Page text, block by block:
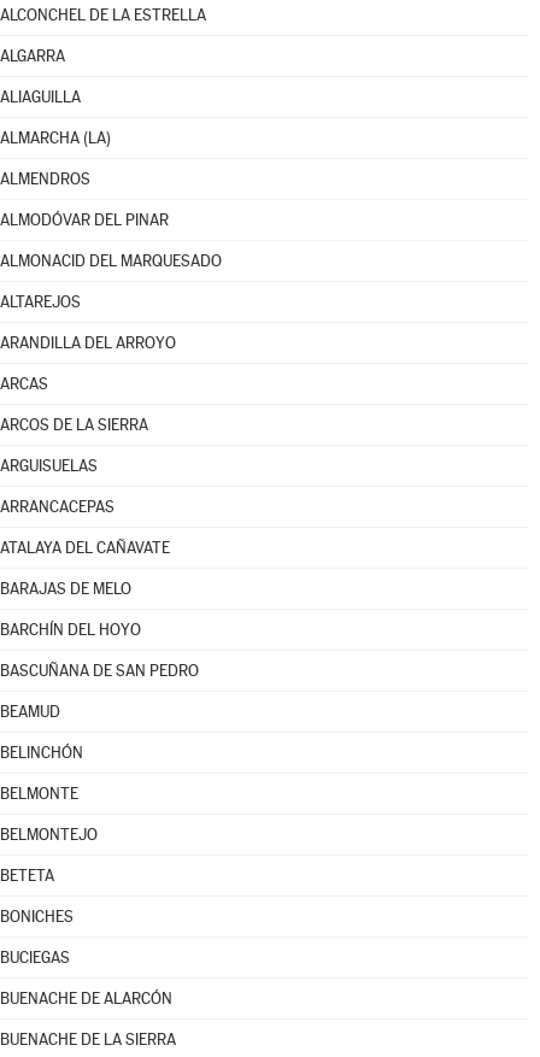
ALCONCHEL DE LA ESTRELLA
ALGARRA
ALIAGUILLA
ALMARCHA (LA)
ALMENDROS
ALMODÓVAR DEL PINAR
ALMONACID DEL MARQUESADO
ALTAREJOS
ARANDILLA DEL ARROYO
ARCAS
ARCOS DE LA SIERRA
ARGUISUELAS
ARRANCACEPAS
ATALAYA DEL CAÑAVATE
BARAJAS DE MELO
BARCHÍN DEL HOYO
BASCUÑANA DE SAN PEDRO
BEAMUD
BELINCHÓN
BELMONTE
BELMONTEJO
BETETA
BONICHES
BUCIEGAS
BUENACHE DE ALARCÓN
BUENACHE DE LA SIERRA